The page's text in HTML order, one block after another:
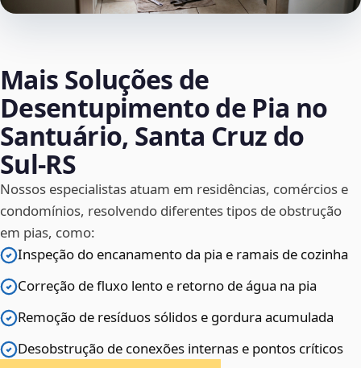
Mais Soluções de
Desentupimento de Pia no
Santuário, Santa Cruz do
Sul‑RS
Nossos especialistas atuam em residências, comércios e
condomínios, resolvendo diferentes tipos de obstrução
em pias, como:
Inspeção do encanamento da pia e ramais de cozinha
Correção de fluxo lento e retorno de água na pia
Remoção de resíduos sólidos e gordura acumulada
Desobstrução de conexões internas e pontos críticos